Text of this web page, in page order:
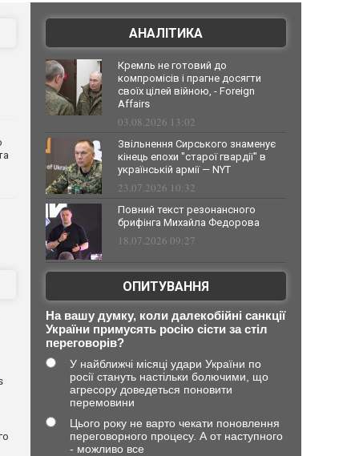
АНАЛІТИКА
Кремль не готовий до
компромісів і прагне досягти
своїх цілей війною, - Foreign
Affairs
03.08.2026 13:02
Звільнення Сирського знаменує
кінець епохи "старої гвардії" в
українській армії — NYT
23.07.2026 10:32
Повний текст резонансного
брифінга Михайла Федорова
18.07.2026 09:27
ОПИТУВАННЯ
На вашу думку, коли далекобійні санкції
України примусять росію сісти за стіл
переговорів?
У найближчі місяці удари України по
росії стануть настільки болючими, що
агресору доведеться поновити
перемовини
Цього року не варто чекати поновлення
переговорного процесу. А от наступного
- можливо все